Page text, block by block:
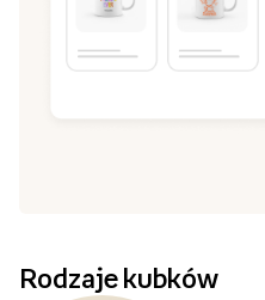
Rodzaje kubków